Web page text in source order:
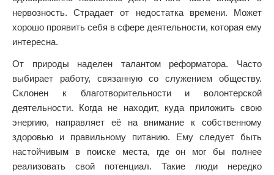
нервозность. Страдает от недостатка времени. Может
хорошо проявить себя в сфере деятельности, которая ему
интересна.
От природы наделен талантом реформатора. Часто
выбирает работу, связанную со служением обществу.
Склонен к благотворительности и волонтерской
деятельности. Когда не находит, куда приложить свою
энергию, направляет её на внимание к собственному
здоровью и правильному питанию. Ему следует быть
настойчивым в поиске места, где он мог бы полнее
реализовать свой потенциал. Такие люди нередко